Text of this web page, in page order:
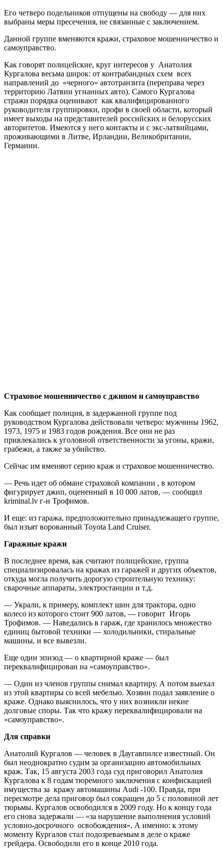
Его четверо подельников отпущены на свободу — для них
выбраны меры пресечения, не связанные с заключением.
Данной группе вменяются кражи, страховое мошенничество и
самоуправство.
Как говорят полицейские, круг интересов у Анатолия
Кургалова весьма широк: от контрабандных схем всех
направлений до «черного» автотранзита (переправа через
территорию Латвии угнанных авто). Самого Кургалова
стражи порядка оценивают как квалифицированного
руководителя группировки, профи в своей области, который
имеет выходы на представителей российских и белорусских
авторитетов. Имеются у него контакты и с экс-латвийцами,
проживающими в Литве, Ирландии, Великобритании,
Германии.
Страховое мошенничество с джипом и самоуправство
Как сообщает полиция, в задержанной группе под
руководством Кургалова действовали четверо: мужчины 1962,
1973, 1975 и 1983 годов рождения. Все они не раз
привлекались к уголовной ответственности за угоны, кражи,
грабежи, а также за убийство.
Сейчас им вменяют серию краж и страховое мошенничество.
— Речь идет об обмане страховой компании , в котором
фигурирует джип, оцененный в 10 000 латов, — сообщил
kriminal.lv г-н Трофимов.
И еще: из гаража, предположительно принадлежащего группе,
был изъят ворованный Toyota Land Cruiser.
Гаражные кражи
В последнее время, как считают полицейские, группа
специализировалась на кражах из гаражей и других объектов,
откуда могла получить дорогую строительную технику:
сварочные аппараты, электростанции и т.д.
— Украли, к примеру, комплект шин для трактора, одно
колесо из которого стоит 900 латов, — говорит Игорь
Трофимов. — Наведались в гараж, где хранилось множество
единиц бытовой техники — холодильники, стиральные
машины, и все вывезли.
Еще один эпизод — о квартирной краже — был
переквалифицирован на «самоуправство».
— Один из членов группы снимал квартиру. А потом выехал
из этой квартиры со всей мебелью. Хозяин подал заявление о
краже. Однако выяснилось, что у них возникли некие
долговые споры. Так что кражу переквалифицировали на
«самоуправство».
Для справки
Анатолий Кургалов — человек в Даугавпилсе известный. Он
был неоднократно судим за организацию автомобильных
краж. Так, 15 августа 2003 года суд приговорил Анатолия
Кургалова к 8 годам тюремного заключения с конфискацией
имущества за кражу автомашины Audi -100. Правда, при
пересмотре дела приговор был сокращен до 5 с половиной лет
тюрьмы. Кургалов освободился в 2009 году. Но к концу года
его снова задержали — «за нарушение выполнения условий
условно-досрочного освобождения». А именно: к этому
моменту Кургалов стал подозреваемым в деле о краже
грейдера. Освободили его в конце 2010 года.